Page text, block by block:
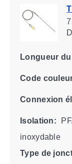
Longueur
Code
Connexion
Isolation:
inoxydable
Type de